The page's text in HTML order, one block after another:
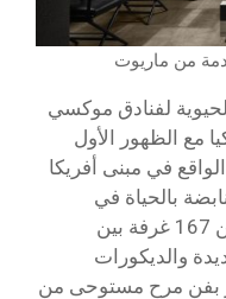
من ماريوت
لفنادق موكسي
مع الظهور الأول
في مبنى أفريكا
بالحياة في
اسطنبول. يمزج الفندق المكون من 167 غرفة بين
والديكورات
بفن مرح مستوحى من